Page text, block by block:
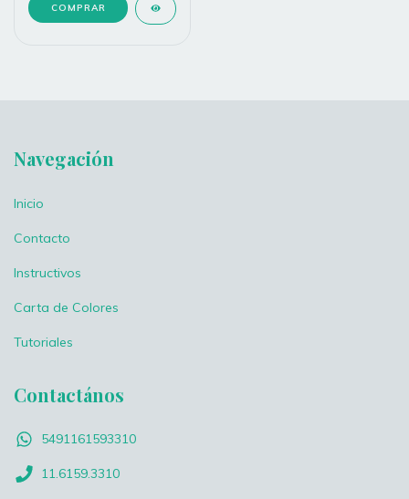
Navegación
Inicio
Contacto
Instructivos
Carta de Colores
Tutoriales
Contactános
5491161593310
11.6159.3310